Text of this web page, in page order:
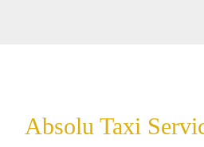
Absolu Taxi